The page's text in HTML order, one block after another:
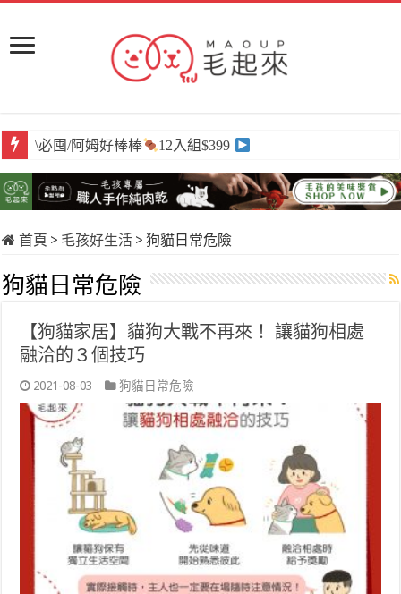
\必囤/阿姆好棒棒 12入組$399
首頁 > 毛孩好生活 > 狗貓日常危險
狗貓日常危險
【狗貓家居】貓狗大戰不再來！ 讓貓狗相處
融洽的３個技巧
2021-08-03 狗貓日常危險